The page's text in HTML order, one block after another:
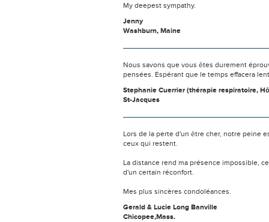
My deepest sympathy.
Jenny
Washburn, Maine
Nous savons que vous êtes durement
pensées. Espérant que le temps effacera
Stephanie Cuerrier (thérapie respiratoire,
St-Jacques
Lors de la perte d'un être cher, notre peine
ceux qui restent.
La distance rend ma présence impossible,
d'un certain réconfort.
Mes plus sincères condoléances.
Gerald & Lucie Long Banville
Chicopee,Mass.